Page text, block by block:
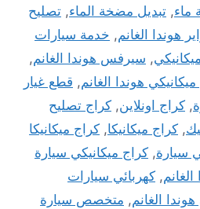
ماء, تبديل مضخة الماء, تصليح
هوندا الغانم, خدمة سيارات
, سيرفس هوندا الغانم,
هوندا الغانم, قطع غيار
, كراج اونلاين, كراج تصليح
, كراج ميكانيكا, كراج ميكانيكا
سيارة, كراج ميكانيكي سيارة
, كهربائي سيارات
الغانم, متخصص سيارة